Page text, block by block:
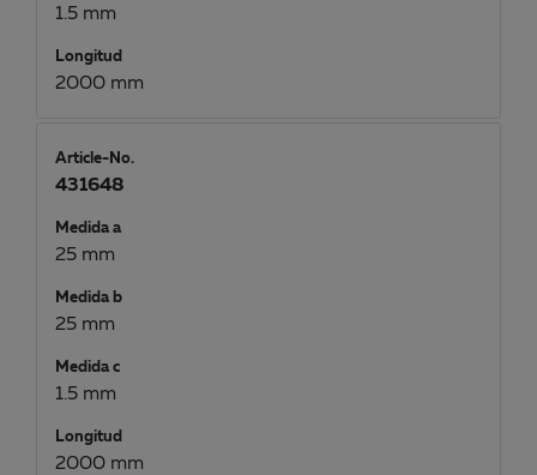
1.5 mm
Longitud
2000 mm
Article-No.
431648
Medida a
25 mm
Medida b
25 mm
Medida c
1.5 mm
Longitud
2000 mm